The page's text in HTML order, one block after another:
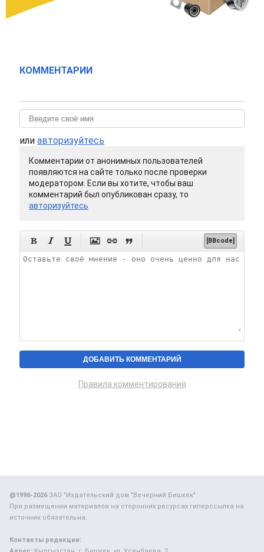
КОММЕНТАРИИ
или авторизуйтесь
Комментарии от анонимных пользователей
появляются на сайте только после проверки
модератором. Если вы хотите, чтобы ваш
комментарий был опубликован сразу, то
авторизуйтесь
      [BBcode]
Правила комментирования
@1996-2026ЗАО "Издательский дом "Вечерний Бишкек"
При размещении материалов на сторонних ресурсах гиперссылка на
источник обязательна.
Контакты редакции: